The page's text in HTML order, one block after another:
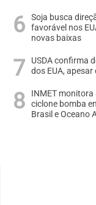
Soja busca
favorável nos
novas baixas
USDA confirma
dos EUA,
INMET
ciclone bomba
Brasil e Oceano